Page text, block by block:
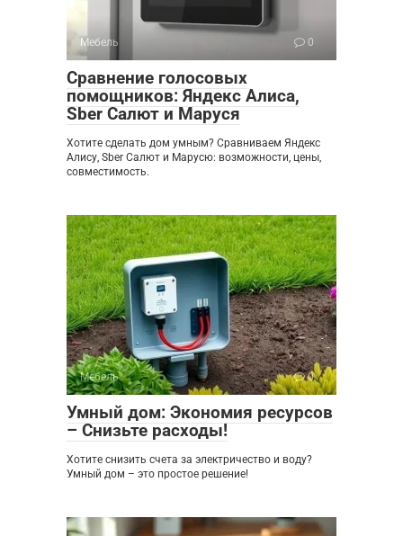
Мебель 0
Сравнение голосовых
помощников: Яндекс Алиса,
Sber Салют и Маруся
Хотите сделать дом умным? Сравниваем Яндекс
Алису, Sber Салют и Марусю: возможности, цены,
совместимость.
Мебель 0
Умный дом: Экономия ресурсов
– Снизьте расходы!
Хотите снизить счета за электричество и воду?
Умный дом – это простое решение!